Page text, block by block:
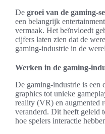
De groei van de gaming-
een belangrijk
vermaak. Het beïnvloedt
cijfers laten zien dat de
gaming-industrie in de
Werken in de gaming-
De gaming-industrie is een
graphics tot unieke
reality (VR) en augmented
veranderd. Dit heeft geleid
hoe spelers interactie